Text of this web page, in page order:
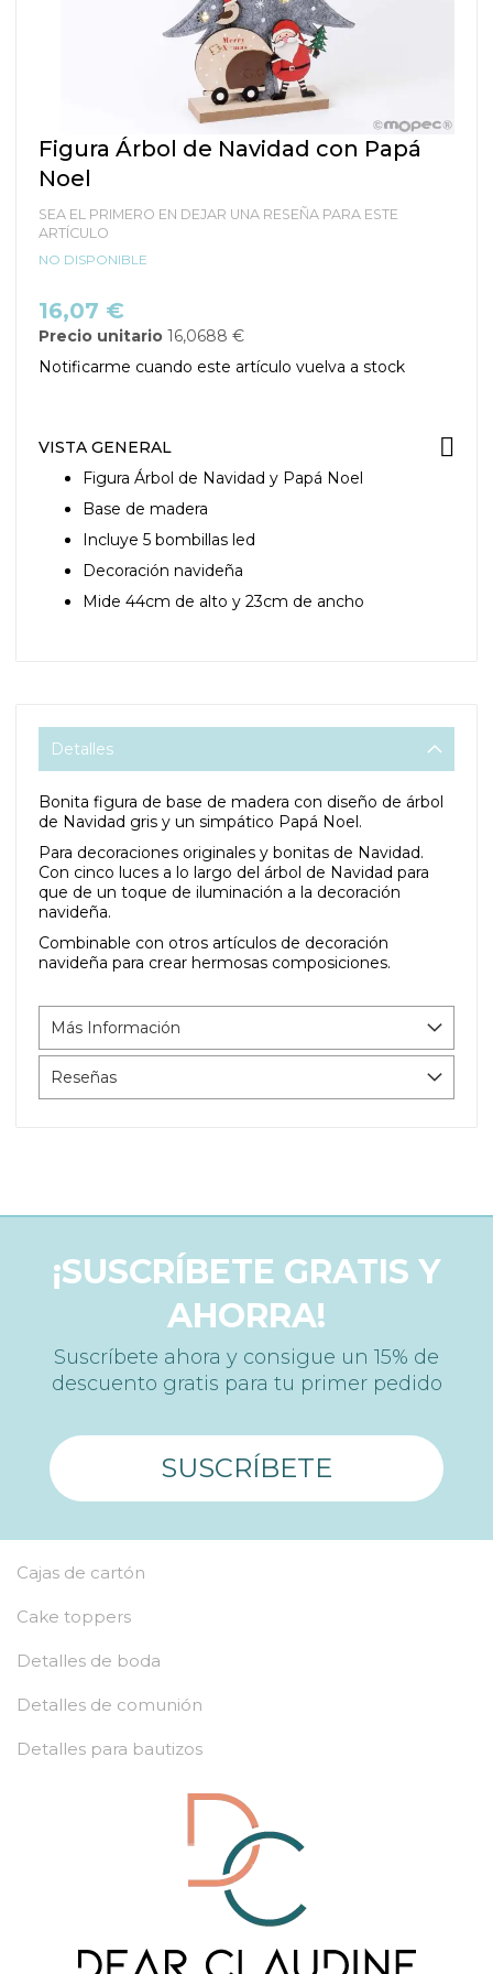
Saltar
al
comienzo
la
galería
de
Figura Árbol de Navidad con Papá
Noel
SEA EL PRIMERO EN DEJAR UNA RESEÑA PARA ESTE
ARTÍCULO
NO DISPONIBLE
16,07 €
Precio unitario 16,0688 €
Notificarme cuando este artículo vuelva a stock
VISTA GENERAL
Figura Árbol de Navidad y Papá Noel
Base de madera
Incluye 5 bombillas led
Decoración navideña
Mide 44cm de alto y 23cm de ancho
Detalles
Bonita figura de base de madera con diseño de árbol
de Navidad gris y un simpático Papá Noel.
Para decoraciones originales y bonitas de Navidad.
Con cinco luces a lo largo del árbol de Navidad para
que de un toque de iluminación a la decoración
navideña.
Combinable con otros artículos de decoración
navideña para crear hermosas composiciones.
Más Información
Reseñas
¡SUSCRÍBETE GRATIS Y
AHORRA!
Suscríbete ahora y consigue un 15% de
descuento gratis para tu primer pedido
SUSCRÍBETE
Cajas de cartón
Cake toppers
Detalles de boda
Detalles de comunión
Detalles para bautizos